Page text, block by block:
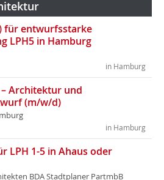
für entwurfsstarke
LPH5 in Hamburg
in Hamburg
Architektur und
(m/w/d)
in Hamburg
LPH 1-5 in Ahaus oder
BDA Stadtplaner PartmbB